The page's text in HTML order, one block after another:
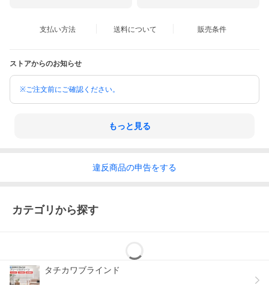
プリーツスクリーン もなみ グランツ
もなみグランツは生地背面をつまんで溶着加工した部分にコード
を通す構造で部屋側にはコード穴やコードが出ないプリーツスク
リーンです。よりクオリティの高い窓まわりを演出することがで
きます。
支払い方法 送料について 販売条件
ストアからのお知らせ
※ご注文前にご確認ください。
もっと見る
違反商品の申告をする
カテゴリから探す
タチカワブラインド